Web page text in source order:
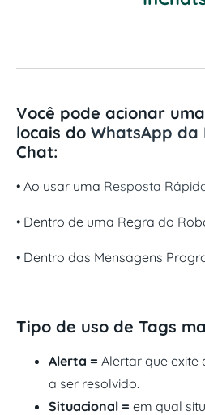
Você pode acionar
locais do WhatsApp da
Chat:
• Ao usar uma Resposta
• Dentro de uma Regra do
• Dentro das Mensagens
Tipo de uso de Tags
Alerta = Alertar que
a ser resolvido.
Situacional = em qual